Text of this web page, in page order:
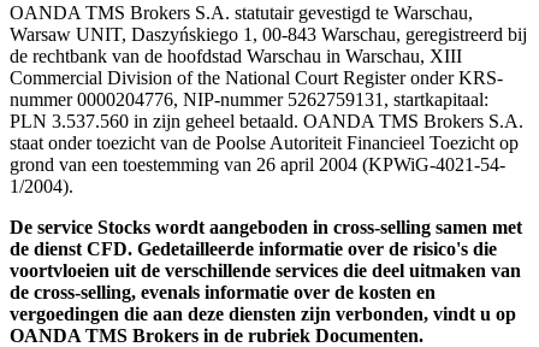
OANDA TMS Brokers S.A. statutair gevestigd te Warschau,
Warsaw UNIT, Daszyńskiego 1, 00-843 Warschau, geregistreerd bij
de rechtbank van de hoofdstad Warschau in Warschau, XIII
Commercial Division of the National Court Register onder KRS-
nummer 0000204776, NIP-nummer 5262759131, startkapitaal:
PLN 3.537.560 in zijn geheel betaald. OANDA TMS Brokers S.A.
staat onder toezicht van de Poolse Autoriteit Financieel Toezicht op
grond van een toestemming van 26 april 2004 (KPWiG-4021-54-
1/2004).
De service Stocks wordt aangeboden in cross-selling samen met
de dienst CFD. Gedetailleerde informatie over de risico's die
voortvloeien uit de verschillende services die deel uitmaken van
de cross-selling, evenals informatie over de kosten en
vergoedingen die aan deze diensten zijn verbonden, vindt u op
OANDA TMS Brokers in de rubriek Documenten.